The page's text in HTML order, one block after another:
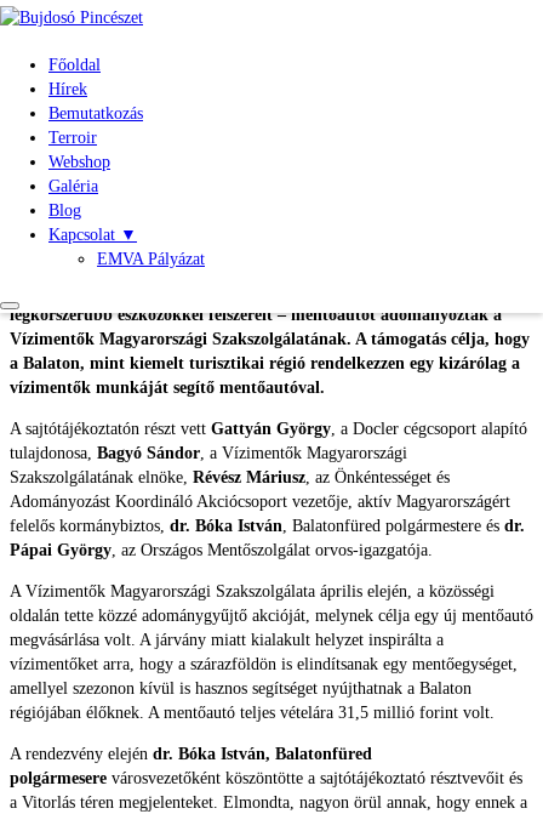
Főoldal
Hírek
Bemutatkozás
Terroir
Webshop
Galéria
Blog
Kapcsolat ▼
EMVA Pályázat
Új mentőautót kapott a Vízimentők
Magyarországi Szakszolgálata
2020. június 25-én, a balatonfüredi Vitorlás téren tartott
sajtótájékoztatót a Gattyán Alapítvány, valamint az Önkéntességet és
legkorszerűbb eszközökkel felszerelt – mentőautót adományoztak a
Vízimentők Magyarországi Szakszolgálatának. A támogatás célja, hogy
a Balaton, mint kiemelt turisztikai régió rendelkezzen egy kizárólag a
vízimentők munkáját segítő mentőautóval.
A sajtótájékoztatón részt vett Gattyán György, a Docler cégcsoport alapító
tulajdonosa, Bagyó Sándor, a Vízimentők Magyarországi
Szakszolgálatának elnöke, Révész Máriusz, az Önkéntességet és
Adományozást Koordináló Akciócsoport vezetője, aktív Magyarországért
felelős kormánybiztos, dr. Bóka István, Balatonfüred polgármestere és dr.
Pápai György, az Országos Mentőszolgálat orvos-igazgatója.
A Vízimentők Magyarországi Szakszolgálata április elején, a közösségi
oldalán tette közzé adománygyűjtő akcióját, melynek célja egy új mentőautó
megvásárlása volt. A járvány miatt kialakult helyzet inspirálta a
vízimentőket arra, hogy a szárazföldön is elindítsanak egy mentőegységet,
amellyel szezonon kívül is hasznos segítséget nyújthatnak a Balaton
régiójában élőknek. A mentőautó teljes vételára 31,5 millió forint volt.
A rendezvény elején dr. Bóka István, Balatonfüred
polgármesere városvezetőként köszöntötte a sajtótájékoztató résztvevőit és
a Vitorlás téren megjelenteket. Elmondta, nagyon örül annak, hogy ennek a